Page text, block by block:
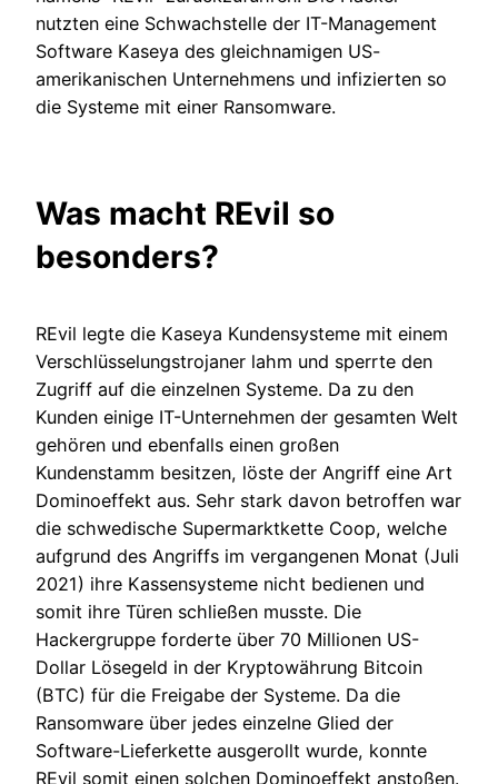
nutzten eine Schwachstelle der IT-Management
Software Kaseya des gleichnamigen US-
amerikanischen Unternehmens und infizierten so
die Systeme mit einer Ransomware.
Was macht REvil so
besonders?
REvil legte die Kaseya Kundensysteme mit einem
Verschlüsselungstrojaner lahm und sperrte den
Zugriff auf die einzelnen Systeme. Da zu den
Kunden einige IT-Unternehmen der gesamten Welt
gehören und ebenfalls einen großen
Kundenstamm besitzen, löste der Angriff eine Art
Dominoeffekt aus. Sehr stark davon betroffen war
die schwedische Supermarktkette Coop, welche
aufgrund des Angriffs im vergangenen Monat (Juli
2021) ihre Kassensysteme nicht bedienen und
somit ihre Türen schließen musste. Die
Hackergruppe forderte über 70 Millionen US-
Dollar Lösegeld in der Kryptowährung Bitcoin
(BTC) für die Freigabe der Systeme. Da die
Ransomware über jedes einzelne Glied der
Software-Lieferkette ausgerollt wurde, konnte
REvil somit einen solchen Dominoeffekt anstoßen.